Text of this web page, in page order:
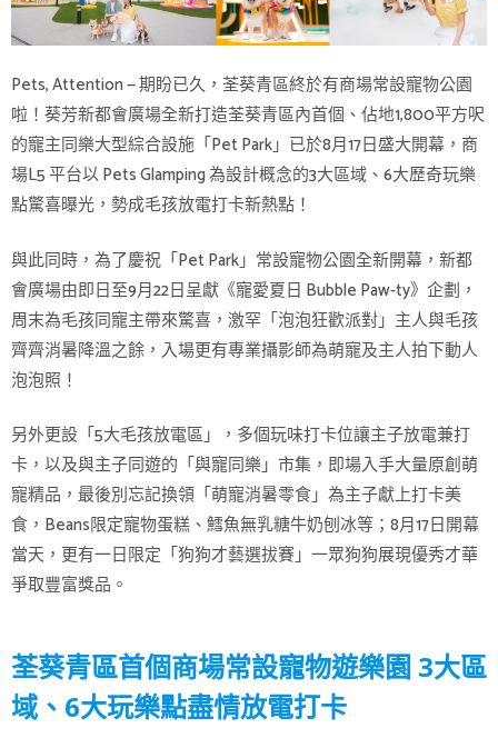
Pets, Attention — 期盼已久，荃葵青區終於有商場常設寵物公園
啦！葵芳新都會廣場全新打造荃葵青區內首個、佔地1,800平方呎
的寵主同樂大型綜合設施「Pet Park」已於8月17日盛大開幕，商
場L5 平台以 Pets Glamping 為設計概念的3大區域、6大歷奇玩樂
點驚喜曝光，勢成毛孩放電打卡新熱點！
與此同時，為了慶祝「Pet Park」常設寵物公園全新開幕，新都
會廣場由即日至9月22日呈獻《寵愛夏日 Bubble Paw-ty》企劃，
周末為毛孩同寵主帶來驚喜，激罕「泡泡狂歡派對」主人與毛孩
齊齊消暑降溫之餘，入場更有專業攝影師為萌寵及主人拍下動人
泡泡照！
另外更設「5大毛孩放電區」，多個玩味打卡位讓主子放電兼打
卡，以及與主子同遊的「與寵同樂」市集，即場入手大量原創萌
寵精品，最後別忘記換領「萌寵消暑零食」為主子獻上打卡美
食，Beans限定寵物蛋糕、鱈魚無乳糖牛奶刨冰等；8月17日開幕
當天，更有一日限定「狗狗才藝選拔賽」一眾狗狗展現優秀才華
爭取豐富獎品。
荃葵青區首個商場常設寵物遊樂園 3大區
域、6大玩樂點盡情放電打卡